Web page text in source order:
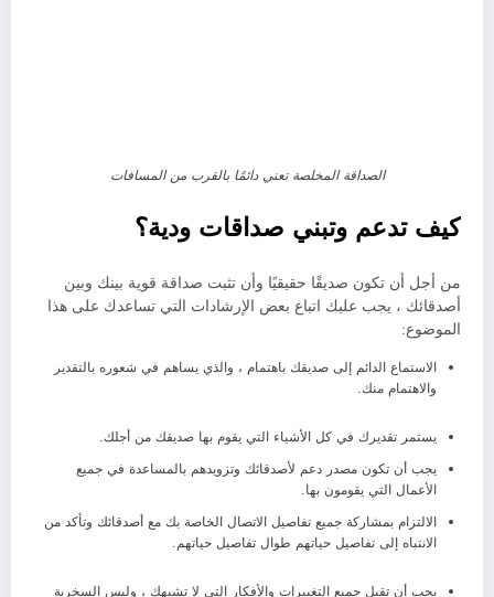
الصداقة المخلصة تعني دائمًا بالقرب من المسافات
كيف تدعم وتبني صداقات ودية؟
من أجل أن تكون صديقًا حقيقيًا وأن تثبت صداقة قوية بينك وبين
أصدقائك ، يجب عليك اتباع بعض الإرشادات التي تساعدك على هذا
الموضوع:
الاستماع الدائم إلى صديقك باهتمام ، والذي يساهم في شعوره بالتقدير
والاهتمام منك.
يستمر تقديرك في كل الأشياء التي يقوم بها صديقك من أجلك.
يجب أن تكون مصدر دعم لأصدقائك وتزويدهم بالمساعدة في جميع
الأعمال التي يقومون بها.
الالتزام بمشاركة جميع تفاصيل الاتصال الخاصة بك مع أصدقائك وتأكد من
الانتباه إلى تفاصيل حياتهم طوال تفاصيل حياتهم.
يجب أن تقبل جميع التغييرات والأفكار التي لا تشبهك ، وليس السخرية